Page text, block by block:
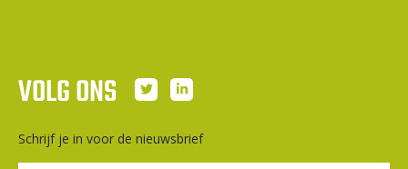
VOLG ONS
Schrijf je in voor de nieuwsbrief